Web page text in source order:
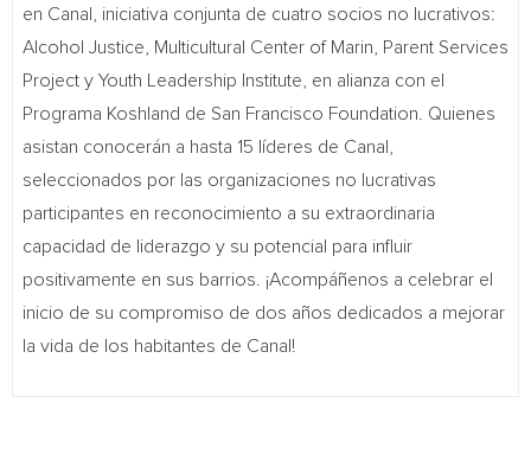
en Canal, iniciativa conjunta de cuatro socios no lucrativos:
Alcohol Justice, Multicultural Center of Marin, Parent Services
Project y Youth Leadership Institute, en alianza con el
Programa Koshland de San Francisco Foundation. Quienes
asistan conocerán a hasta 15 líderes de Canal,
seleccionados por las organizaciones no lucrativas
participantes en reconocimiento a su extraordinaria
capacidad de liderazgo y su potencial para influir
positivamente en sus barrios. ¡Acompáñenos a celebrar el
inicio de su compromiso de dos años dedicados a mejorar
la vida de los habitantes de Canal!